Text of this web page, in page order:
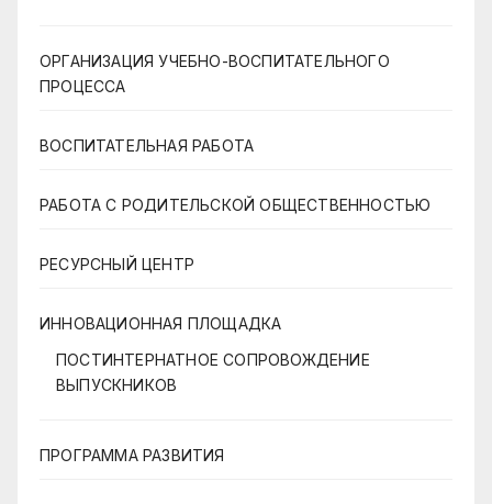
ОРГАНИЗАЦИЯ УЧЕБНО-ВОСПИТАТЕЛЬНОГО
ПРОЦЕССА
ВОСПИТАТЕЛЬНАЯ РАБОТА
РАБОТА С РОДИТЕЛЬСКОЙ ОБЩЕСТВЕННОСТЬЮ
РЕСУРСНЫЙ ЦЕНТР
ИННОВАЦИОННАЯ ПЛОЩАДКА
ПОСТИНТЕРНАТНОЕ СОПРОВОЖДЕНИЕ
ВЫПУСКНИКОВ
ПРОГРАММА РАЗВИТИЯ